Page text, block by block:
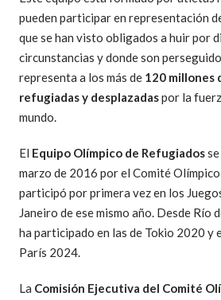
pueden participar en representación
que se han visto obligados a huir por
circunstancias y donde son
representa a los más de 120 millones
refugiadas y desplazadaspor la
mundo.
El Equipo Olímpico de Refugiados
marzo de 2016 por el Comité
participó por primera vez en los
Janeiro de ese mismo año. Desde Río
ha participado en las de Tokio 2020 y
París 2024.
La Comisión Ejecutiva del Comité